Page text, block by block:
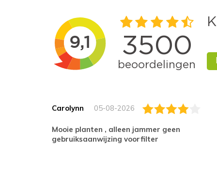
Carolynn 05-08-2026
Mooie planten , alleen jammer geen
gebruiksaanwijzing voorfilter